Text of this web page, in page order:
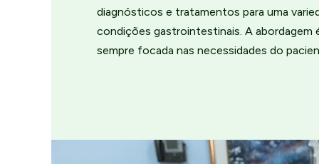
diagnósticos e tratamentos para uma
condições gastrointestinais. A abordagem
sempre focada nas necessidades do